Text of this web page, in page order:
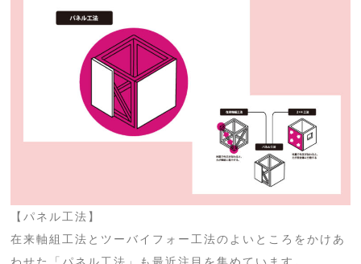
【パネル工法】
在来軸組工法とツーバイフォー工法のよいところをかけあ